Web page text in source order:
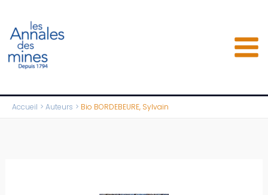
contenu
Accueil Auteurs Bio BORDEBEURE, Sylvain